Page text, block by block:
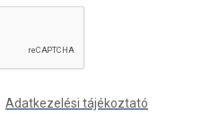
Adatkezelési tájékoztató